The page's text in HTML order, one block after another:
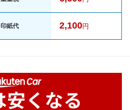
印紙代 2,100円